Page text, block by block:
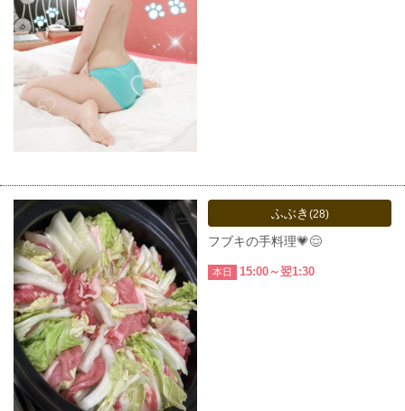
ふぶき (28)
フブキの手料理💗😌
本日 15:00～翌1:30